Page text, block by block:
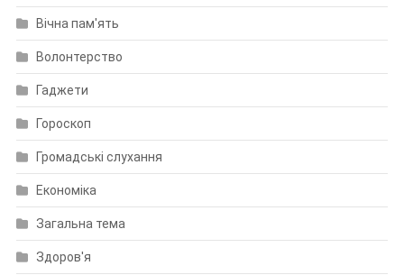
Вічна пам'ять
Волонтерство
Гаджети
Гороскоп
Громадські слухання
Економіка
Загальна тема
Здоров'я